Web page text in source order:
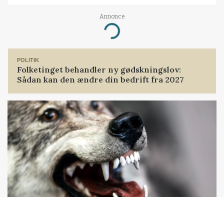
Annonce
Loading...
POLITIK
Folketinget behandler ny gødskningslov:
Sådan kan den ændre din bedrift fra 2027